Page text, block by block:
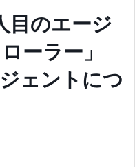
目のエージ
ーラー」
ェントにつ